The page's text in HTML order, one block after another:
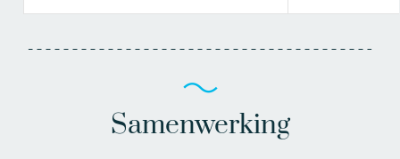
Samenwerking